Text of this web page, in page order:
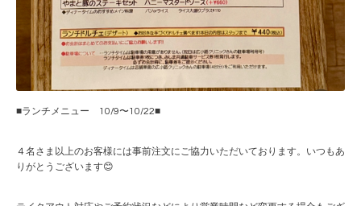
■ランチメニュー 10/9〜10/22■
４名さま以上のお客様には事前注文にご協力いただいております。いつもあ
りがとうございます😊